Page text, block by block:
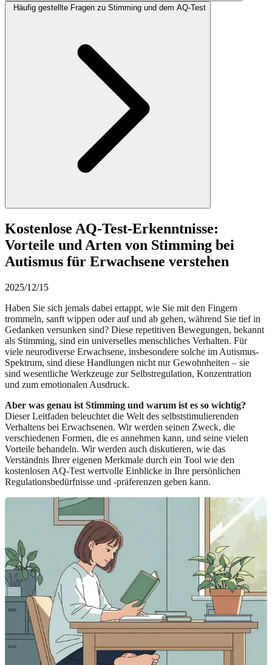
Häufig gestellte Fragen zu Stimming und dem AQ-Test
Kostenlose AQ-Test-Erkenntnisse:
Vorteile und Arten von Stimming bei
Autismus für Erwachsene verstehen
2025/12/15
Haben Sie sich jemals dabei ertappt, wie Sie mit den Fingern
trommeln, sanft wippen oder auf und ab gehen, während Sie tief in
Gedanken versunken sind? Diese repetitiven Bewegungen, bekannt
als Stimming, sind ein universelles menschliches Verhalten. Für
viele neurodiverse Erwachsene, insbesondere solche im Autismus-
Spektrum, sind diese Handlungen nicht nur Gewohnheiten – sie
sind wesentliche Werkzeuge zur Selbstregulation, Konzentration
und zum emotionalen Ausdruck.
Aber was genau ist Stimming und warum ist es so wichtig?
Dieser Leitfaden beleuchtet die Welt des selbststimulierenden
Verhaltens bei Erwachsenen. Wir werden seinen Zweck, die
verschiedenen Formen, die es annehmen kann, und seine vielen
Vorteile behandeln. Wir werden auch diskutieren, wie das
Verständnis Ihrer eigenen Merkmale durch ein Tool wie den
kostenlosen AQ-Test wertvolle Einblicke in Ihre persönlichen
Regulationsbedürfnisse und -präferenzen geben kann.